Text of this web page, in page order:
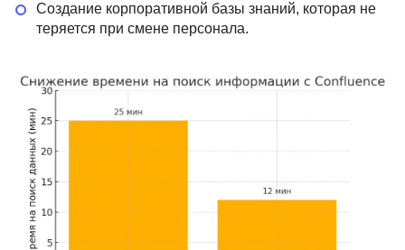
Создание корпоративной базы знаний, которая не
теряется при смене персонала.